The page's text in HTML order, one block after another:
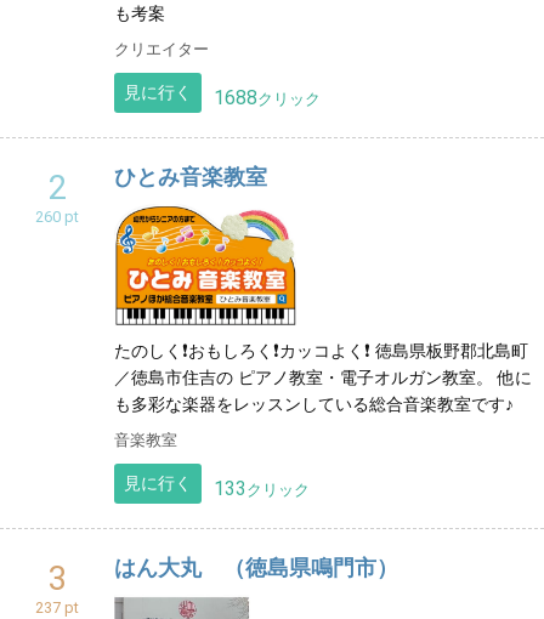
も考案
クリエイター
見に行く 1688クリック
2
260 pt
ひとみ音楽教室
たのしく❗おもしろく❗カッコよく❗ 徳島県板野郡北島町
／徳島市住吉の ピアノ教室・電子オルガン教室。 他に
も多彩な楽器をレッスンしている総合音楽教室です♪
音楽教室
見に行く 133 クリック
3
237 pt
はん大丸 （徳島県鳴門市）